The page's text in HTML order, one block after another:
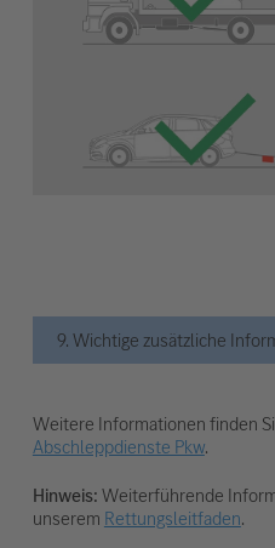
9. Wichtige zusätzliche
Weitere Informationen finden
Abschleppdienste Pkw.
Hinweis:Weiterführende
unserem Rettungsleitfaden.